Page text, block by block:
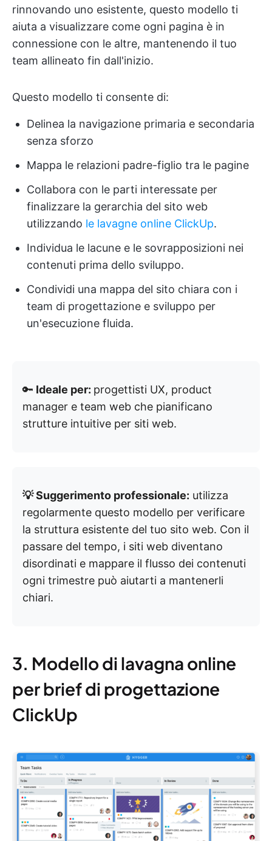
rinnovando uno esistente, questo modello ti
aiuta a visualizzare come ogni pagina è in
connessione con le altre, mantenendo il tuo
team allineato fin dall'inizio.
Questo modello ti consente di:
Delinea la navigazione primaria e secondaria
senza sforzo
Mappa le relazioni padre-figlio tra le pagine
Collabora con le parti interessate per
finalizzare la gerarchia del sito web
utilizzando le lavagne online ClickUp.
Individua le lacune e le sovrapposizioni nei
contenuti prima dello sviluppo.
Condividi una mappa del sito chiara con i
team di progettazione e sviluppo per
un'esecuzione fluida.
🔑 Ideale per: progettisti UX, product
manager e team web che pianificano
strutture intuitive per siti web.
💡 Suggerimento professionale: utilizza
regolarmente questo modello per verificare
la struttura esistente del tuo sito web. Con il
passare del tempo, i siti web diventano
disordinati e mappare il flusso dei contenuti
ogni trimestre può aiutarti a mantenerli
chiari.
3. Modello di lavagna online
per brief di progettazione
ClickUp